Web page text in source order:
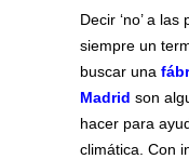
Decir ‘no’ a
siempre un
buscar una
Madrid son
hacer para
climática. Con